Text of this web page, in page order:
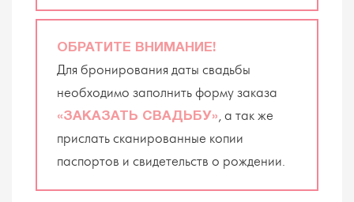
ОБРАТИТЕ ВНИМАНИЕ!
Для бронирования даты свадьбы
необходимо заполнить форму заказа
«ЗАКАЗАТЬ СВАДЬБУ» , а так же
прислать сканированные копии
паспортов и свидетельств о рождении.